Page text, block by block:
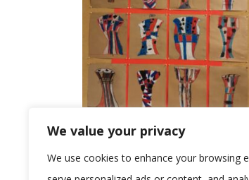
We value your privacy
We use cookies to enhance your browsing
1.a-uciteljice-Gabrijela-Zagorscak-